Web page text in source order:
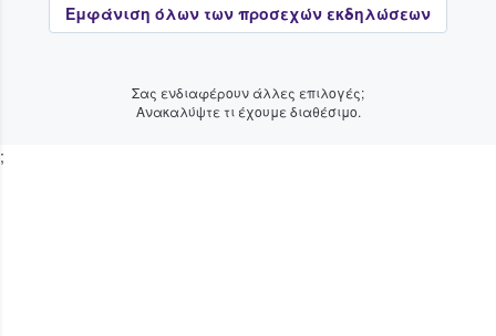
Εμφάνιση όλων των προσεχών εκδηλώσεων
Σας ενδιαφέρουν άλλες επιλογές;
Ανακαλύψτε τι έχουμε διαθέσιμο.
;